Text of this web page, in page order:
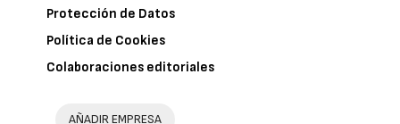
Protección de Datos
Política de Cookies
Colaboraciones editoriales
AÑADIR EMPRESA